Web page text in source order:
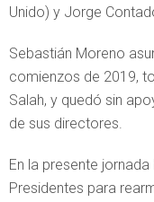
Unido) y Jorge
Sebastián Moreno
comienzos de 2019,
Salah, y quedó sin
de sus directores.
En la presente
Presidentes para